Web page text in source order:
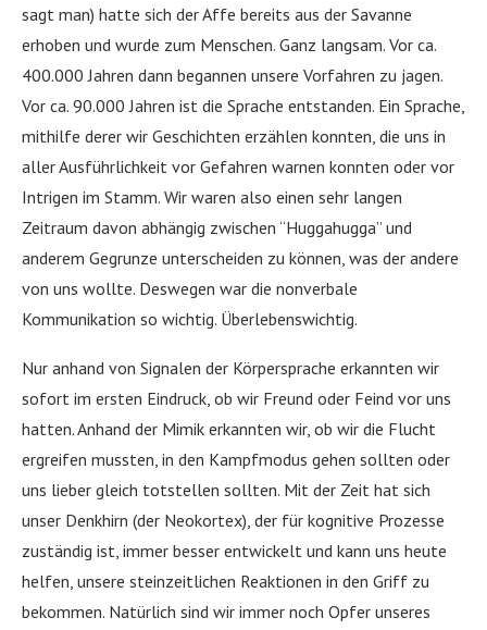
sagt man) hatte sich der Affe bereits aus der Savanne
erhoben und wurde zum Menschen. Ganz langsam. Vor ca.
400.000 Jahren dann begannen unsere Vorfahren zu jagen.
Vor ca. 90.000 Jahren ist die Sprache entstanden. Ein Sprache,
mithilfe derer wir Geschichten erzählen konnten, die uns in
aller Ausführlichkeit vor Gefahren warnen konnten oder vor
Intrigen im Stamm. Wir waren also einen sehr langen
Zeitraum davon abhängig zwischen “Huggahugga” und
anderem Gegrunze unterscheiden zu können, was der andere
von uns wollte. Deswegen war die nonverbale
Kommunikation so wichtig. Überlebenswichtig.
Nur anhand von Signalen der Körpersprache erkannten wir
sofort im ersten Eindruck, ob wir Freund oder Feind vor uns
hatten. Anhand der Mimik erkannten wir, ob wir die Flucht
ergreifen mussten, in den Kampfmodus gehen sollten oder
uns lieber gleich totstellen sollten. Mit der Zeit hat sich
unser Denkhirn (der Neokortex), der für kognitive Prozesse
zuständig ist, immer besser entwickelt und kann uns heute
helfen, unsere steinzeitlichen Reaktionen in den Griff zu
bekommen. Natürlich sind wir immer noch Opfer unseres